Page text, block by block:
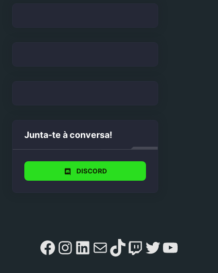
Junta-te à conversa!
DISCORD
Facebook
Instagram
LinkedIn
MailTikTok
Twitch
Twitter